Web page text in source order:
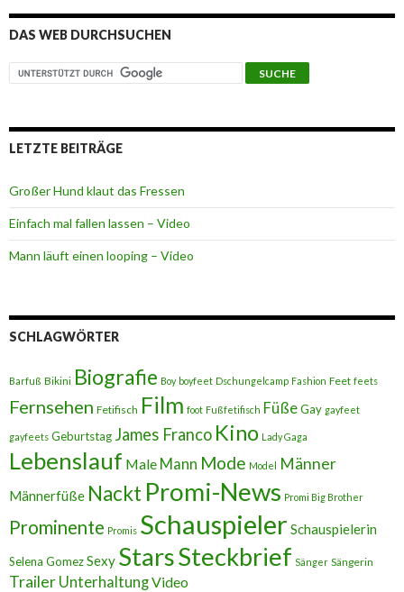
DAS WEB DURCHSUCHEN
LETZTE BEITRÄGE
Großer Hund klaut das Fressen
Einfach mal fallen lassen – Video
Mann läuft einen looping – Video
SCHLAGWÖRTER
Barfuß Bikini Biografie Boy boyfeet Dschungelcamp Fashion Feet feets
Fernsehen Fetifisch Film foot Fußfetifisch FüßeGay gayfeet
gayfeets Geburtstag James Franco Kino Lady Gaga
Lebenslauf Male Mann Mode Model Männer
Männerfüße Nackt Promi-News Promi Big Brother
Prominente Promis Schauspieler Schauspielerin
Selena GomezSexy StarsSteckbrief Sänger Sängerin
Trailer UnterhaltungVideo